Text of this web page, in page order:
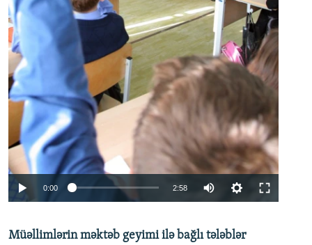
0:00 2:58
360p
Müəllimlərin məktəb geyimi ilə bağlı tələblər